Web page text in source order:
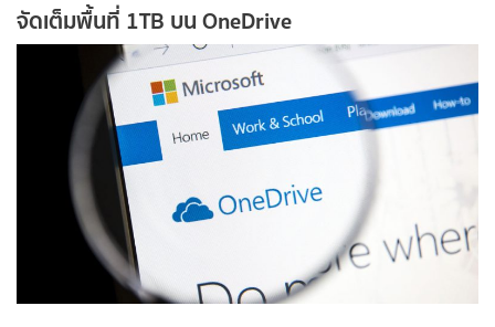
จัดเต็มพื้นที่ 1TB บน OneDrive